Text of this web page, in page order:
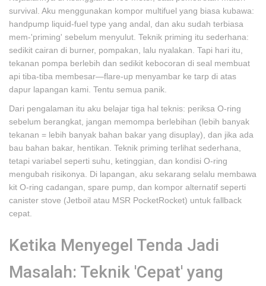
survival. Aku menggunakan kompor multifuel yang biasa kubawa:
handpump liquid-fuel type yang andal, dan aku sudah terbiasa
mem-'priming' sebelum menyulut. Teknik priming itu sederhana:
sedikit cairan di burner, pompakan, lalu nyalakan. Tapi hari itu,
tekanan pompa berlebih dan sedikit kebocoran di seal membuat
api tiba-tiba membesar—flare-up menyambar ke tarp di atas
dapur lapangan kami. Tentu semua panik.
Dari pengalaman itu aku belajar tiga hal teknis: periksa O-ring
sebelum berangkat, jangan memompa berlebihan (lebih banyak
tekanan = lebih banyak bahan bakar yang disuplay), dan jika ada
bau bahan bakar, hentikan. Teknik priming terlihat sederhana,
tetapi variabel seperti suhu, ketinggian, dan kondisi O-ring
mengubah risikonya. Di lapangan, aku sekarang selalu membawa
kit O-ring cadangan, spare pump, dan kompor alternatif seperti
canister stove (Jetboil atau MSR PocketRocket) untuk fallback
cepat.
Ketika Menyegel Tenda Jadi
Masalah: Teknik 'Cepat' yang